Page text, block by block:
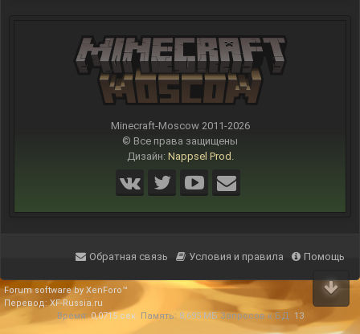
Minecraft-Moscow 2011-2026
© Все права защищены
Дизайн: Nappsel Prod.
Обратная связь Условия и правила Помощь
Forum software by XenForo™
Перевод:XF-Russia.ru
Время: 0,0715 сек. Память: 8,695 МБ Запросов к БД: 13